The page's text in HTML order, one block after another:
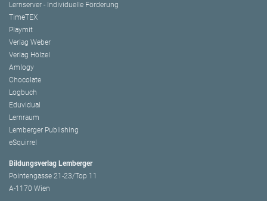
Lernserver - Individuelle Förderung
TimeTEX
Playmit
Verlag Weber
Verlag Hölzel
Amlogy
Chocolate
Logbuch
Eduvidual
Lernraum
Lemberger Publishing
eSquirrel
Bildungsverlag Lemberger
Pointengasse 21-23/Top 11
A-1170 Wien